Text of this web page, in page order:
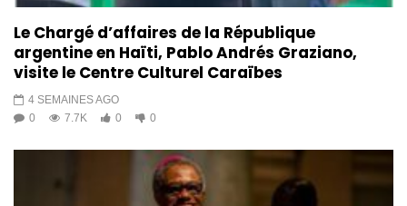
Le Chargé d’affaires de la République
argentine en Haïti, Pablo Andrés Graziano,
visite le Centre Culturel Caraïbes
4 SEMAINES AGO
0
7.7K 0 0